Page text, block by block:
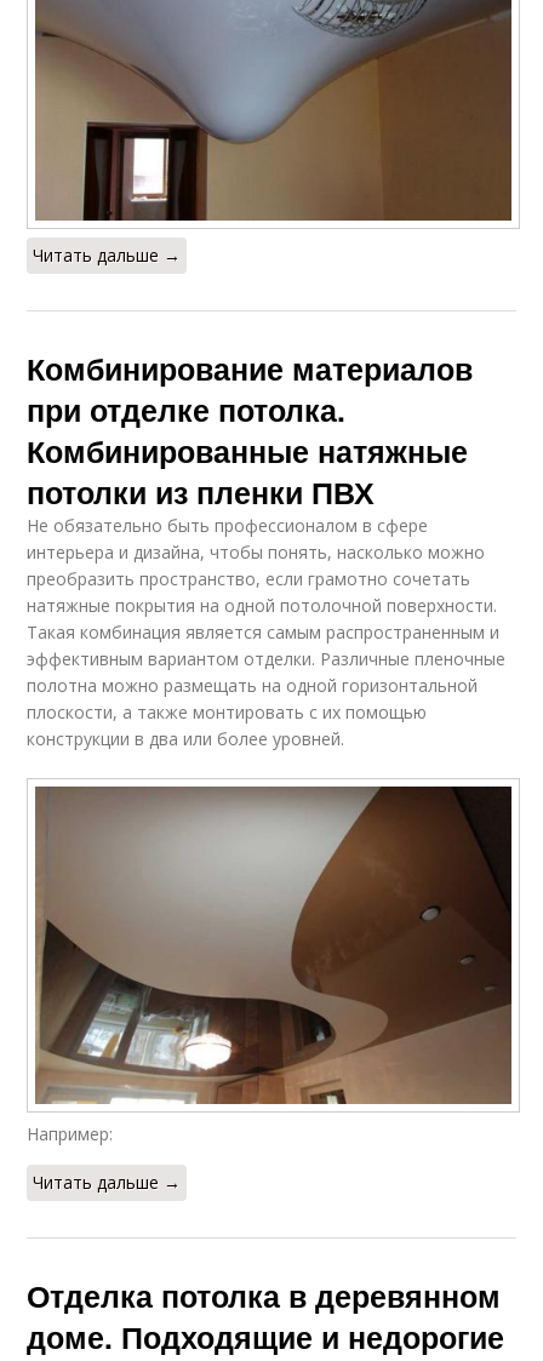
Читать дальше →
Комбинирование материалов
при отделке потолка.
Комбинированные натяжные
потолки из пленки ПВХ
Не обязательно быть профессионалом в сфере
интерьера и дизайна, чтобы понять, насколько можно
преобразить пространство, если грамотно сочетать
натяжные покрытия на одной потолочной поверхности.
Такая комбинация является самым распространенным и
эффективным вариантом отделки. Различные пленочные
полотна можно размещать на одной горизонтальной
плоскости, а также монтировать с их помощью
конструкции в два или более уровней.
Например:
Читать дальше →
Отделка потолка в деревянном
доме. Подходящие и недорогие